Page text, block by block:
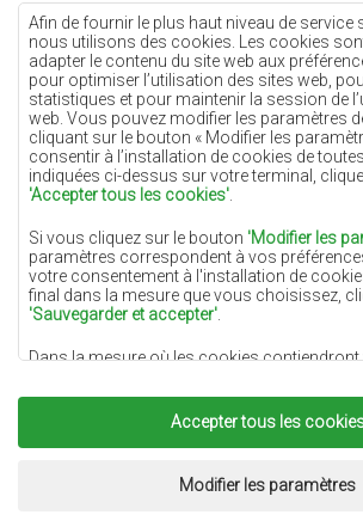
Afin de fournir le plus haut niveau de service
nous utilisons des cookies. Les cookies
adapter le contenu du site web aux
pour optimiser l’utilisation des sites web,
statistiques et pour maintenir la session de
web. Vous pouvez modifier les paramètres
cliquant sur le bouton « Modifier les
consentir à l’installation de cookies de
indiquées ci-dessus sur votre terminal,
'Accepter tous les cookies'
Si vous cliquez sur le bouton 'Modifier les
paramètres correspondent à vos
votre consentement à l'installation de
final dans la mesure que vous choisissez,
'Sauvegarder et accepter'
Dans la mesure où les cookies
du responsable du traitement des données
ou de tiers sous la forme de la fourniture de
qualité sur notre site Web et des activités de
responsable du traitement des données et
Accepter tous les
Modifier les paramètres
Tapis crème
Tapis lilas
Tapis jaunes
Tapis menthe
Tapis bleus
Tapis oranges
Tapis gris
Tapis terre cuite
Tapis dorés
Réalisation: